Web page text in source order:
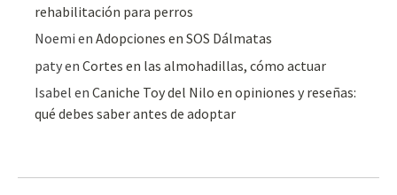
rehabilitación para perros
Noemi enAdopciones en SOS Dálmatas
patyenCortes en las almohadillas, cómo actuar
Isabel enCaniche Toy del Nilo en opiniones y reseñas:
qué debes saber antes de adoptar